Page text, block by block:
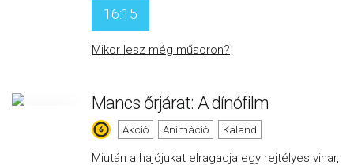
16:15
Mikor lesz még műsoron?
Mancs őrjárat: A dínófilm
Akció Animáció Kaland
Miután a hajójukat elragadja egy rejtélyes vihar,